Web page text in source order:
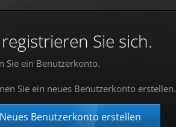
Sie sich.
Sie ein Benutzerkonto.
Sie ein neues Benutzerkonto erstellen.
Neues Benutzerkonto erstellen